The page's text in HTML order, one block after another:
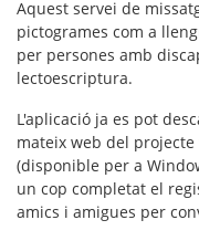
Aquest servei de
pictogrames com a
per persones amb
lectoescriptura.
L'aplicació ja es pot
mateix web del projecte
(disponible per a
un cop completat el
amics i amigues per